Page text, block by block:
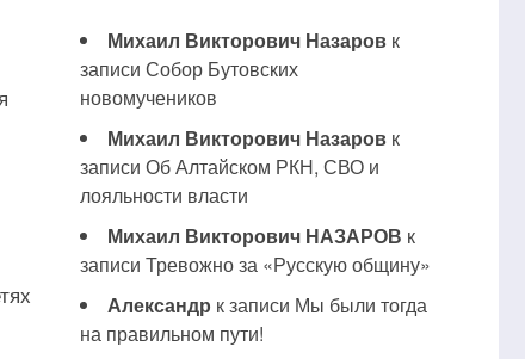
Михаил Викторович Назаровк
записи Собор Бутовских
новомучеников
Михаил Викторович Назаровк
записи Об Алтайском РКН, СВО и
лояльности власти
Михаил Викторович НАЗАРОВ к
записи Тревожно за «Русскую общину»
Александр к записи Мы были тогда
на правильном пути!